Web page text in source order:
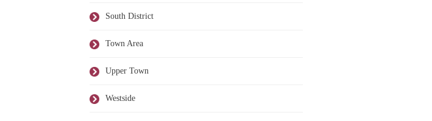
South District
Town Area
Upper Town
Westside